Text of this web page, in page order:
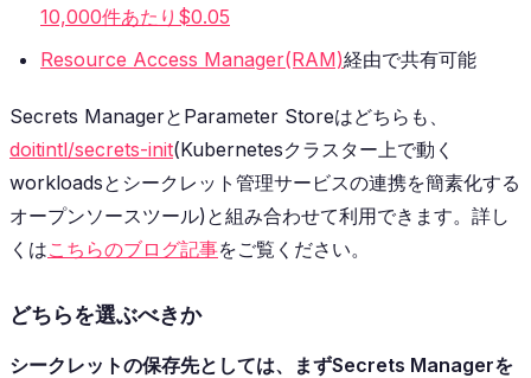
10,000件あたり$0.05
Resource Access Manager(RAM)経由で共有可能
Secrets ManagerとParameter Storeはどちらも、
doitintl/secrets-init(Kubernetesクラスター上で動く
workloadsとシークレット管理サービスの連携を簡素化する
オープンソースツール)と組み合わせて利用できます。詳し
くはこちらのブログ記事をご覧ください。
どちらを選ぶべきか
シークレットの保存先としては、まずSecrets Managerを